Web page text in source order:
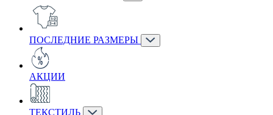
ПОСЛЕДНИЕ РАЗМЕРЫ
АКЦИИ
ТЕКСТИЛЬ